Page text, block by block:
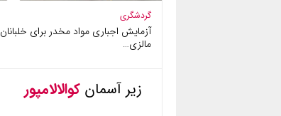
گردشگری
آزمایش اجباری مواد مخدر برای خلبانان
مالزی…
زیر آسمان کوالالامپور